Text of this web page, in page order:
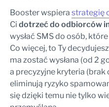
Booster wspiera strategię
Ci dotrzeć do odbiorców
wysłać SMS do osób,
Co więcej, to Ty
ma zostać wysłana (od 2
a precyzyjne kryteria
eliminują ryzyko
się dzięki temu nie tylko